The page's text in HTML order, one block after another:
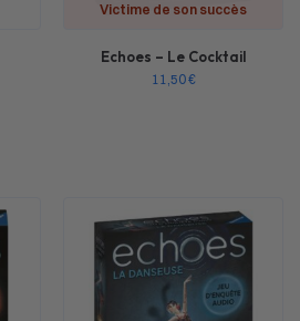
Victime de son succès
Echoes – Le Cocktail
11,50€